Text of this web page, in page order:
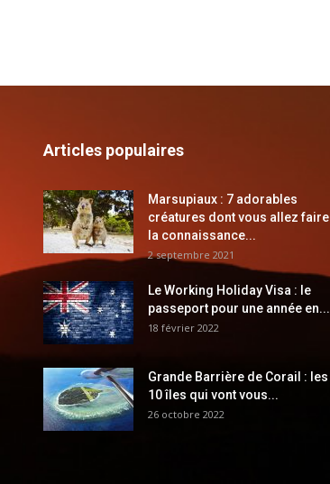
Articles populaires
Marsupiaux : 7 adorables
créatures dont vous allez faire
la connaissance...
2 septembre 2021
Le Working Holiday Visa : le
passeport pour une année en...
18 février 2022
Grande Barrière de Corail : les
10 îles qui vont vous...
26 octobre 2022